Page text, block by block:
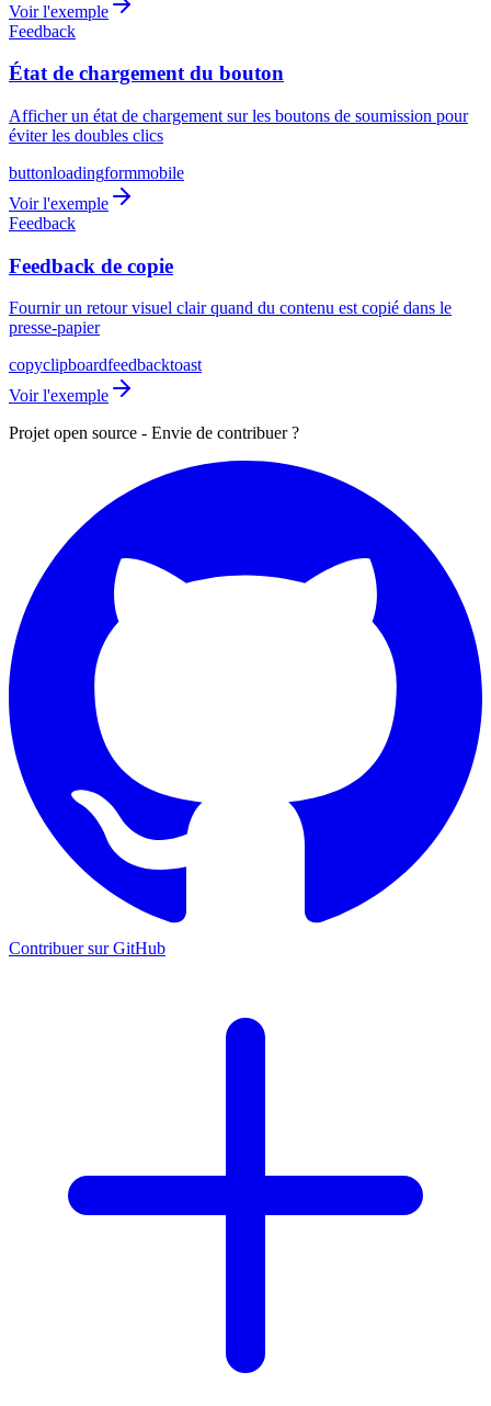
Voir l'exemple
Feedback
État de chargement du bouton
Afficher un état de chargement sur les boutons de soumission pour
éviter les doubles clics
buttonloadingformmobile
Voir l'exemple
Feedback
Feedback de copie
Fournir un retour visuel clair quand du contenu est copié dans le
presse-papier
copyclipboardfeedbacktoast
Voir l'exemple
Projet open source - Envie de contribuer ?
Contribuer sur GitHub